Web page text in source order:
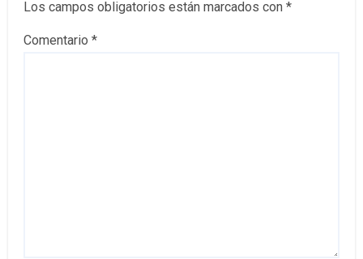
Los campos obligatorios están marcados con *
Comentario *